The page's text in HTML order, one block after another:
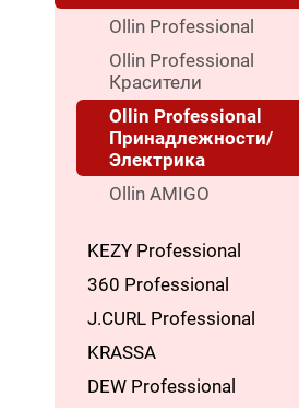
Ollin Professional
Ollin Professional
Красители
Ollin Professional
Принадлежности/
Электрика
Ollin AMIGO
KEZY Professional
360 Professional
J.CURL Professional
KRASSA
DEW Professional